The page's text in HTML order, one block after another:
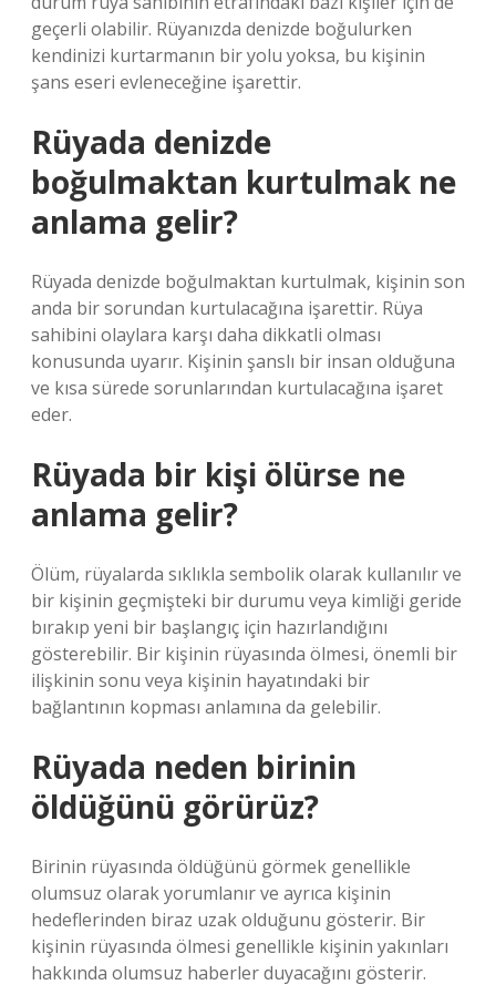
geçerli olabilir. Rüyanızda denizde boğulurken
kendinizi kurtarmanın bir yolu yoksa, bu kişinin
şans eseri evleneceğine işarettir.
Rüyada denizde
boğulmaktan kurtulmak ne
anlama gelir?
Rüyada denizde boğulmaktan kurtulmak, kişinin son
anda bir sorundan kurtulacağına işarettir. Rüya
sahibini olaylara karşı daha dikkatli olması
konusunda uyarır. Kişinin şanslı bir insan olduğuna
ve kısa sürede sorunlarından kurtulacağına işaret
eder.
Rüyada bir kişi ölürse ne
anlama gelir?
Ölüm, rüyalarda sıklıkla sembolik olarak kullanılır ve
bir kişinin geçmişteki bir durumu veya kimliği geride
bırakıp yeni bir başlangıç ​​için hazırlandığını
gösterebilir. Bir kişinin rüyasında ölmesi, önemli bir
ilişkinin sonu veya kişinin hayatındaki bir
bağlantının kopması anlamına da gelebilir.
Rüyada neden birinin
öldüğünü görürüz?
Birinin rüyasında öldüğünü görmek genellikle
olumsuz olarak yorumlanır ve ayrıca kişinin
hedeflerinden biraz uzak olduğunu gösterir. Bir
kişinin rüyasında ölmesi genellikle kişinin yakınları
hakkında olumsuz haberler duyacağını gösterir.